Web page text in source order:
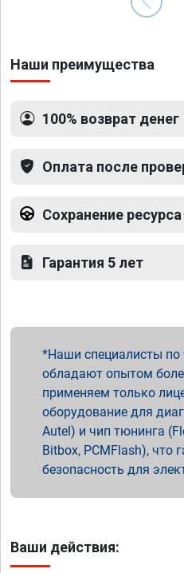
Наши преимущества
100% возврат денег
Оплата после
Сохранение ресурса
Гарантия 5 лет
Наши специалисты по
обладают опытом
применяем только
оборудование для
Autel) и чип тюнинга
Bitbox, PCMFlash), что
безопасность для
Ваши действия: